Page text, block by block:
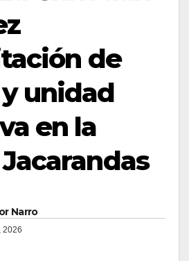
de
unidad
en la
Narro
2026